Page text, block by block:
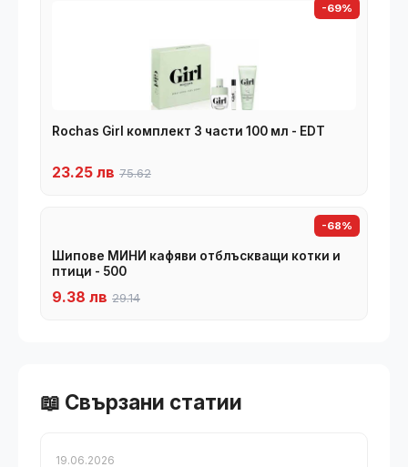
-69%
Rochas Girl комплект 3 части 100 мл - EDT
23.25 лв 75.62
-68%
Шипове МИНИ кафяви отблъскващи котки и
птици - 500
9.38 лв 29.14
📖 Свързани статии
19.06.2026